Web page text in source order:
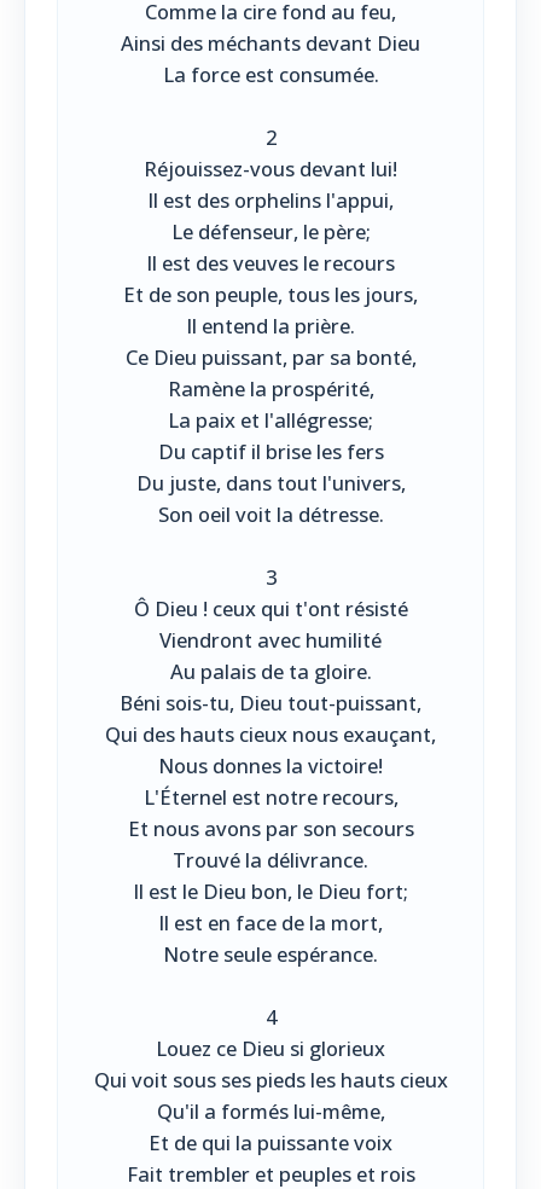
Comme la cire fond au feu,
Ainsi des méchants devant Dieu
La force est consumée.
2
Réjouissez-vous devant lui!
Il est des orphelins l'appui,
Le défenseur, le père;
Il est des veuves le recours
Et de son peuple, tous les jours,
Il entend la prière.
Ce Dieu puissant, par sa bonté,
Ramène la prospérité,
La paix et l'allégresse;
Du captif il brise les fers
Du juste, dans tout l'univers,
Son oeil voit la détresse.
3
Ô Dieu ! ceux qui t'ont résisté
Viendront avec humilité
Au palais de ta gloire.
Béni sois-tu, Dieu tout-puissant,
Qui des hauts cieux nous exauçant,
Nous donnes la victoire!
L'Éternel est notre recours,
Et nous avons par son secours
Trouvé la délivrance.
Il est le Dieu bon, le Dieu fort;
Il est en face de la mort,
Notre seule espérance.
4
Louez ce Dieu si glorieux
Qui voit sous ses pieds les hauts cieux
Qu'il a formés lui-même,
Et de qui la puissante voix
Fait trembler et peuples et rois